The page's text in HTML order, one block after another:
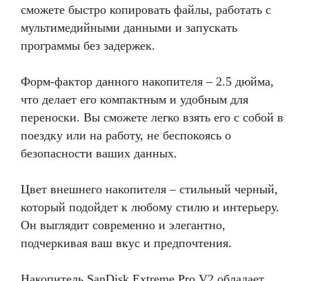
сможете быстро копировать файлы, работать с
мультимедийными данными и запускать
программы без задержек.
Форм-фактор данного накопителя – 2.5 дюйма,
что делает его компактным и удобным для
переноски. Вы сможете легко взять его с собой в
поездку или на работу, не беспокоясь о
безопасности ваших данных.
Цвет внешнего накопителя – стильный черный,
который подойдет к любому стилю и интерьеру.
Он выглядит современно и элегантно,
подчеркивая ваш вкус и предпочтения.